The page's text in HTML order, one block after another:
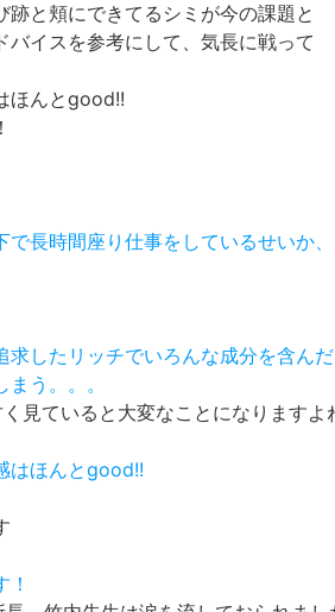
と頬にできてるシミが今の課題と
イスを参考にして、気長に戦って
ほんとgood!!
長時間座り仕事をしているせいか、
したリッチでいろんな成分を含んだ
う。。。
見ていると大変なことになりますよ
はほんとgood!!